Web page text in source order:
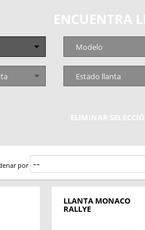
ENCUENTRA
Modelo
Estado llanta
ELIMINAR
por
LLANTA MONACO
RALLYE